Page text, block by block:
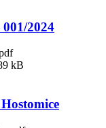
2024
kB